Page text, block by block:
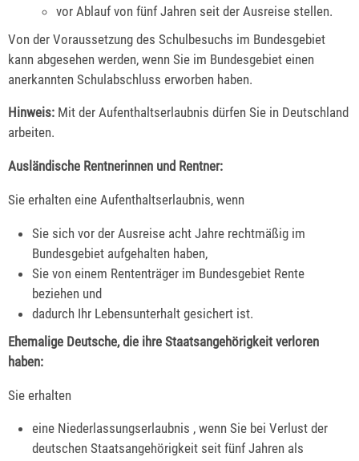
vor Ablauf von fünf Jahren seit der Ausreise stellen.
Von der Voraussetzung des Schulbesuchs im Bundesgebiet
kann abgesehen werden, wenn Sie im Bundesgebiet einen
anerkannten Schulabschluss erworben haben.
Hinweis: Mit der Aufenthaltserlaubnis dürfen Sie in Deutschland
arbeiten.
Ausländische Rentnerinnen und Rentner:
Sie erhalten eine Aufenthaltserlaubnis, wenn
Sie sich vor der Ausreise acht Jahre rechtmäßig im
Bundesgebiet aufgehalten haben,
Sie von einem Rententräger im Bundesgebiet Rente
beziehen und
dadurch Ihr Lebensunterhalt gesichert ist.
Ehemalige Deutsche, die ihre Staatsangehörigkeit verloren
haben:
Sie erhalten
eine Niederlassungserlaubnis , wenn Sie bei Verlust der
deutschen Staatsangehörigkeit seit fünf Jahren als